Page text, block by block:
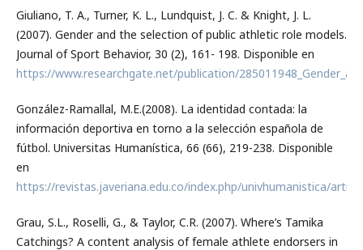
Giuliano, T. A., Turner, K. L., Lundquist, J. C. & Knight, J. L.
(2007). Gender and the selection of public athletic role models.
Journal of Sport Behavior, 30 (2), 161- 198. Disponible en
https://www.researchgate.net/publication/
González-Ramallal, M.E.(2008). La identidad contada: la
información deportiva en torno a la selección española de
fútbol. Universitas Humanística, 66 (66), 219-238. Disponible
en
https://revistas.javeriana.edu.co/index.php/univhumanistica/
Grau, S.L., Roselli, G., & Taylor, C.R. (2007). Where’s Tamika
Catchings? A content analysis of female athlete endorsers in